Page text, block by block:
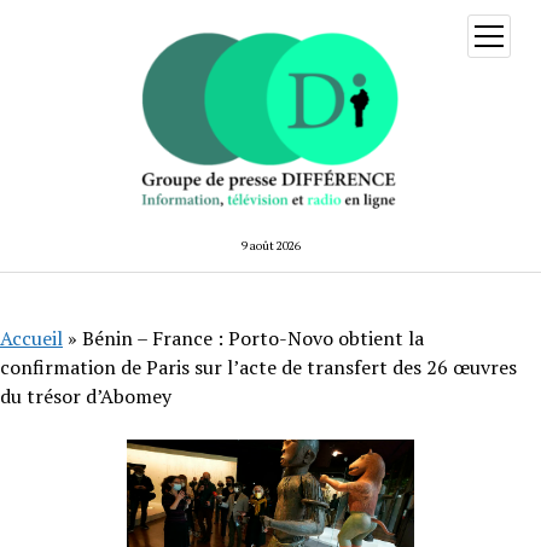
9 août 2026
ouvrir
menu
Accueil » Bénin – France : Porto-Novo obtient la
confirmation de Paris sur l’acte de transfert des 26 œuvres
du trésor d’Abomey